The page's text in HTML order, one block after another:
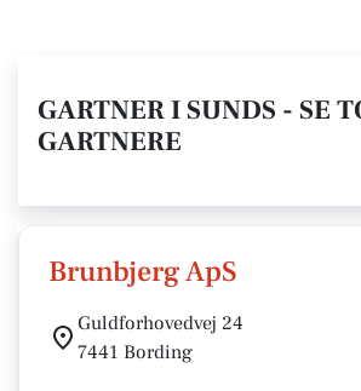
GARTNER I SUNDS - SE
GARTNERE
Brunbjerg ApS
Guldforhovedvej 24
7441 Bording